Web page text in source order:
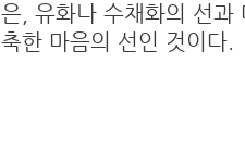
은, 유화나 수채화의 선과
축한 마음의 선인 것이다.